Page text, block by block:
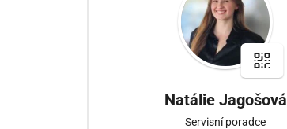
Natálie Jagošová
Servisní poradce